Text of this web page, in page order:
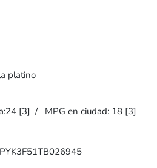
platino
[3] / MPG en ciudad: 18 [3]